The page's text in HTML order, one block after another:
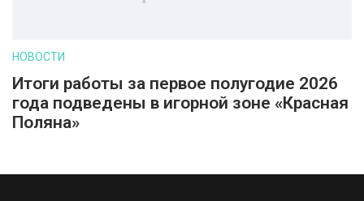
НОВОСТИ
Итоги работы за первое полугодие 2026
года подведены в игорной зоне «Красная
Поляна»